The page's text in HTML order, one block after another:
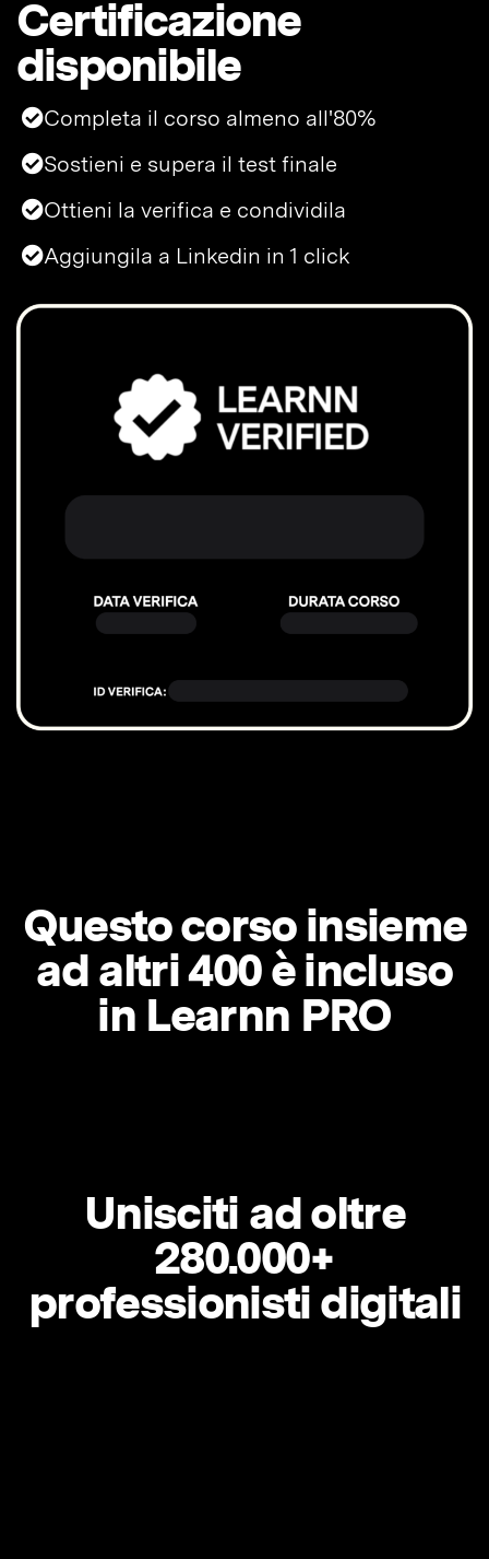
Certificazione
disponibile
Completa il corso almeno all'80%
Sostieni e supera il test finale
Ottieni la verifica e condividila
Aggiungila a Linkedin in 1 click
Questo corso insieme
ad altri 400 è incluso
in Learnn PRO
Unisciti ad oltre
280.000+
professionisti digitali